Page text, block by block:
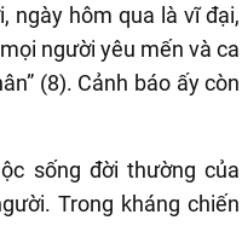
ngày hôm qua là vĩ đại,
người yêu mến và ca
(8). Cảnh báo ấy còn
sống đời thường của
Trong kháng chiến